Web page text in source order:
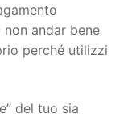
andar bene
perché utilizzi
del tuo sia